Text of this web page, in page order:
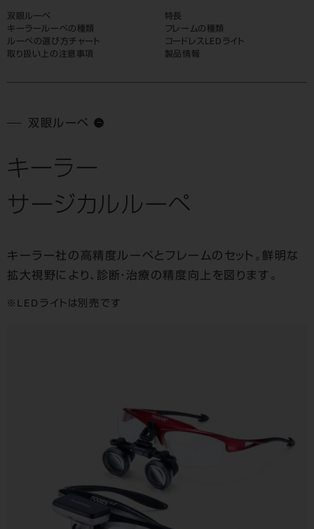
双眼ルーペ
特長
キーラールーペの種類
フレームの種類
ルーペの選び方チャート
コードレスLEDライト
取り扱い上の注意事項
製品情報
双眼ルーペ
キーラー
サージカルルーペ
キーラー社の高精度ルーペとフレームのセット。 鮮明な
拡大視野により、診断・治療の精度向上を図ります。
LEDライトは別売です